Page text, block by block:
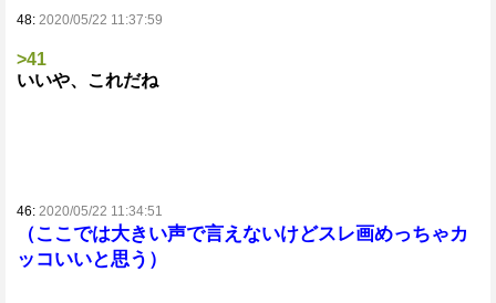
48: 2020/05/22 11:37:59
>41
いいや、これだね
46: 2020/05/22 11:34:51
（ここでは大きい声で言えないけどスレ画めっちゃカ
ッコいいと思う）